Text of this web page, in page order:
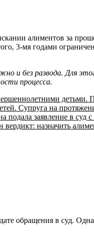
алиментов за
3-мя годами
без развода. Для
процесса.
детьми.
Супруга на
подала заявление в суд
назначить
обращения в суд.